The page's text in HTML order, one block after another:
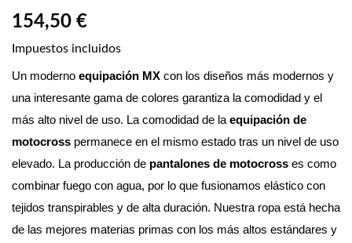
154,50 €
Impuestos incluidos
Un moderno equipación MX con los diseños más modernos y
una interesante gama de colores garantiza la comodidad y el
más alto nivel de uso. La comodidad de la equipación de
motocross permanece en el mismo estado tras un nivel de uso
elevado. La producción de pantalones de motocross es como
combinar fuego con agua, por lo que fusionamos elástico con
tejidos transpirables y de alta duración. Nuestra ropa está hecha
de las mejores materias primas con los más altos estándares y